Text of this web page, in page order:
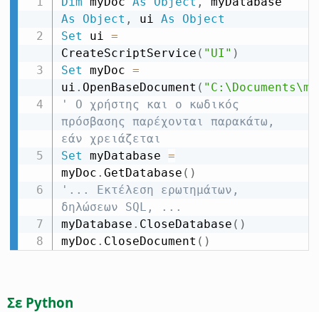
As
Object , ui As
Object
Set ui =
CreateScriptService ( "UI" )
Set myDoc =
ui . OpenBaseDocument (
' Ο χρήστης και ο κωδικός
πρόσβασης παρέχονται παρακάτω,
εάν χρειάζεται
Set myDatabase =
myDoc . GetDatabase ( )
'... Εκτέλεση ερωτημάτων,
δηλώσεων SQL, ...
myDatabase . CloseDatabase ( )
myDoc . CloseDocument ( )
Σε Python